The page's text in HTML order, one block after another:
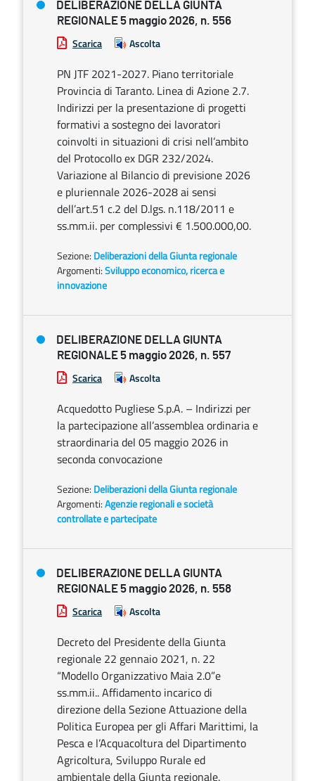
DELIBERAZIONE DELLA GIUNTA
REGIONALE 5 maggio 2026, n. 556
Scarica Ascolta
PN JTF 2021-2027. Piano territoriale
Provincia di Taranto. Linea di Azione 2.7.
Indirizzi per la presentazione di progetti
formativi a sostegno dei lavoratori
coinvolti in situazioni di crisi nell’ambito
del Protocollo ex DGR 232/2024.
Variazione al Bilancio di previsione 2026
e pluriennale 2026-2028 ai sensi
dell’art.51 c.2 del D.lgs. n.118/2011 e
ss.mm.ii. per complessivi € 1.500.000,00.
Sezione: Deliberazioni della Giunta regionale
Argomenti:Sviluppo economico, ricerca e
innovazione
DELIBERAZIONE DELLA GIUNTA
REGIONALE 5 maggio 2026, n. 557
Scarica Ascolta
Acquedotto Pugliese S.p.A. – Indirizzi per
la partecipazione all’assemblea ordinaria e
straordinaria del 05 maggio 2026 in
seconda convocazione
Sezione: Deliberazioni della Giunta regionale
Argomenti:Agenzie regionali e società
controllate e partecipate
DELIBERAZIONE DELLA GIUNTA
REGIONALE 5 maggio 2026, n. 558
Scarica Ascolta
Decreto del Presidente della Giunta
regionale 22 gennaio 2021, n. 22
“Modello Organizzativo Maia 2.0”e
ss.mm.ii.. Affidamento incarico di
direzione della Sezione Attuazione della
Politica Europea per gli Affari Marittimi, la
Pesca e l’Acquacoltura del Dipartimento
Agricoltura, Sviluppo Rurale ed
ambientale della Giunta regionale.